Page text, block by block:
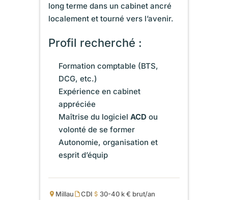
long terme dans un cabinet ancré
localement et tourné vers l’avenir.
Profil recherché :
Formation comptable (BTS,
DCG, etc.)
Expérience en cabinet
appréciée
Maîtrise du logicielACD ou
volonté de se former
Autonomie, organisation et
esprit d’équip
Millau CDI
30-40 k € brut/an